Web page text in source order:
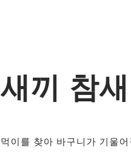
새끼 참새
먹이를 찾아 바구니가 기울